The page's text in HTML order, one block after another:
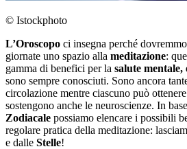
© Istockphoto
L’Oroscopo ci insegna perché
giornate uno spazio alla meditazione:
gamma di benefici per la salute mentale,
sono sempre conosciuti. Sono ancora
circolazione mentre ciascuno può
sostengono anche le neuroscienze. In
Zodiacale possiamo elencare i possibili
regolare pratica della meditazione:
e dalle Stelle!